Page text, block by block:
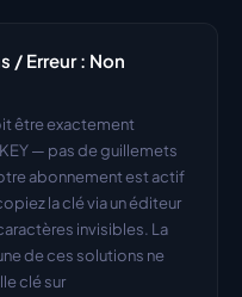
/ Erreur : Non
être exactement
— pas de guillemets
abonnement est actif
la clé via un éditeur
invisibles. La
de ces solutions ne
clé sur